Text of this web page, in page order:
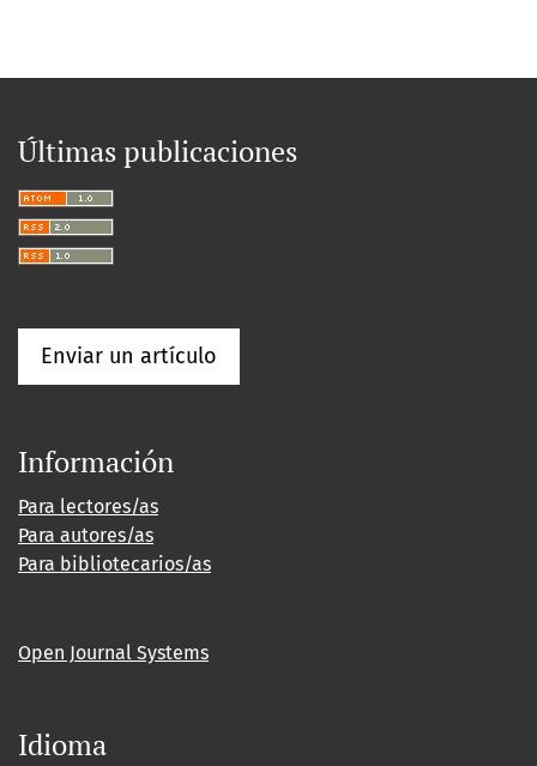
Últimas publicaciones
Enviar un artículo
Información
Para lectores/as
Para autores/as
Para bibliotecarios/as
Open Journal Systems
Idioma